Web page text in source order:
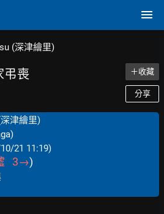
(深津繪里)
弔喪 ＋收藏
分享
津繪里)
21 11:19)
3→)